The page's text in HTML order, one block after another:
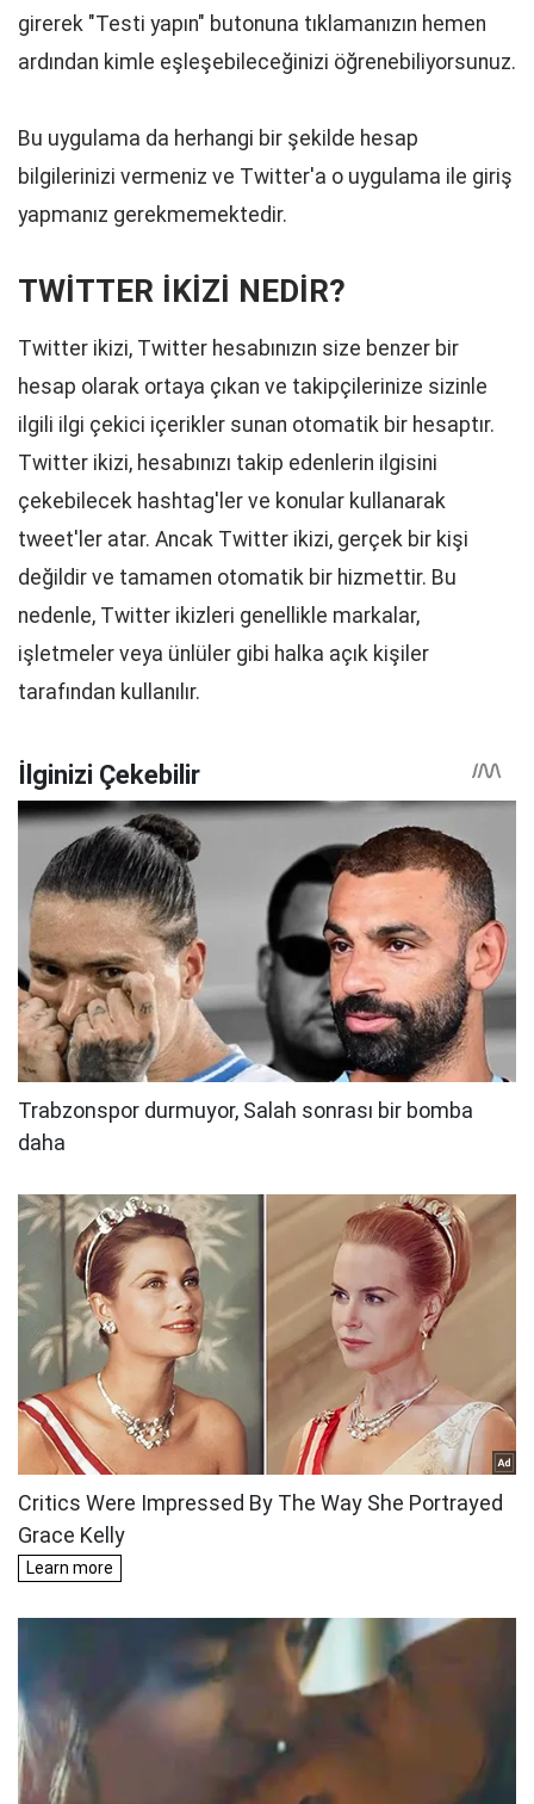
girerek "Testi yapın" butonuna tıklamanızın hemen
ardından kimle eşleşebileceğinizi öğrenebiliyorsunuz.
Bu uygulama da herhangi bir şekilde hesap
bilgilerinizi vermeniz ve Twitter'a o uygulama ile giriş
yapmanız gerekmemektedir.
TWİTTER İKİZİ NEDİR?
Twitter ikizi, Twitter hesabınızın size benzer bir
hesap olarak ortaya çıkan ve takipçilerinize sizinle
ilgili ilgi çekici içerikler sunan otomatik bir hesaptır.
Twitter ikizi, hesabınızı takip edenlerin ilgisini
çekebilecek hashtag'ler ve konular kullanarak
tweet'ler atar. Ancak Twitter ikizi, gerçek bir kişi
değildir ve tamamen otomatik bir hizmettir. Bu
nedenle, Twitter ikizleri genellikle markalar,
işletmeler veya ünlüler gibi halka açık kişiler
tarafından kullanılır.